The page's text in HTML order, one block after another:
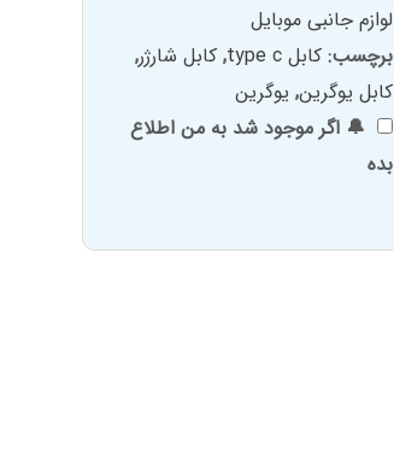
لوازم جانبی موبایل
برچسب: کابل type c , کابل شارژر,
کابل یوگرین, یوگرین
🔔 اگر موجود شد به من اطلاع
بده